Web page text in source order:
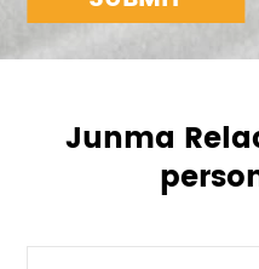
Junma